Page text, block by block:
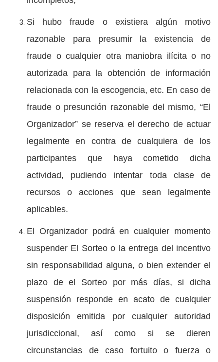
Si hubo fraude o existiera algún motivo
razonable para presumir la existencia de
fraude o cualquier otra maniobra ilícita o no
autorizada para la obtención de información
relacionada con la escogencia, etc. En caso de
fraude o presunción razonable del mismo, “El
Organizador” se reserva el derecho de actuar
legalmente en contra de cualquiera de los
participantes que haya cometido dicha
actividad, pudiendo intentar toda clase de
recursos o acciones que sean legalmente
aplicables.
El Organizador podrá en cualquier momento
suspender El Sorteo o la entrega del incentivo
sin responsabilidad alguna, o bien extender el
plazo de el Sorteo por más días, si dicha
suspensión responde en acato de cualquier
disposición emitida por cualquier autoridad
jurisdiccional, así como si se dieren
circunstancias de caso fortuito o fuerza o